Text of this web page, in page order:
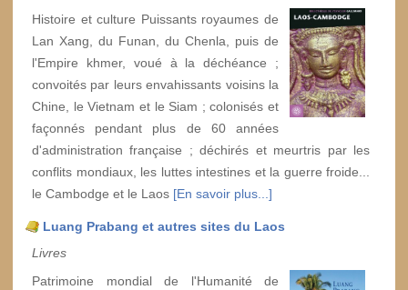
Histoire et culture Puissants royaumes de
Lan Xang, du Funan, du Chenla, puis de
l'Empire khmer, voué à la déchéance ;
convoités par leurs envahissants voisins la
Chine, le Vietnam et le Siam ; colonisés et
façonnés pendant plus de 60 années
d'administration française ; déchirés et meurtris par les
conflits mondiaux, les luttes intestines et la guerre froide...
le Cambodge et le Laos [En savoir plus...]
Luang Prabang et autres sites du Laos
Livres
Patrimoine mondial de l'Humanité de